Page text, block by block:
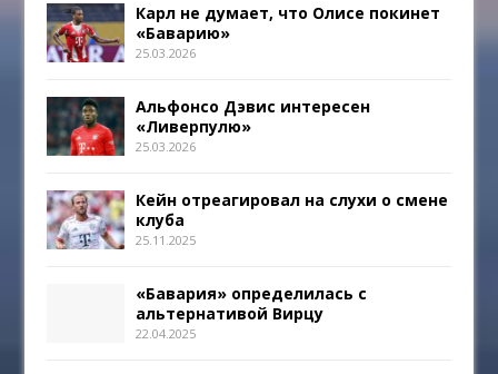
Карл не думает, что Олисе покинет
«Баварию»
25.03.2026
Альфонсо Дэвис интересен
«Ливерпулю»
25.03.2026
Кейн отреагировал на слухи о смене
клуба
25.11.2025
«Бавария» определилась с
альтернативой Вирцу
22.04.2025